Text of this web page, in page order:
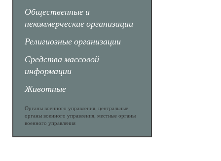
Общественные и
некоммерческие организации
Религиозные организации
Средства массовой
информации
Животные
Органы военного управления, центральные
органы военного управления, местные органы
военного управления